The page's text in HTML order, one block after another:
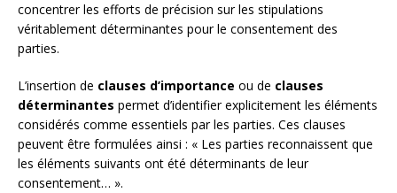
concentrer les efforts de précision sur les stipulations
véritablement déterminantes pour le consentement des
parties.
L’insertion de clauses d’importance ou de clauses
déterminantes permet d’identifier explicitement les éléments
considérés comme essentiels par les parties. Ces clauses
peuvent être formulées ainsi : « Les parties reconnaissent que
les éléments suivants ont été déterminants de leur
consentement… ».